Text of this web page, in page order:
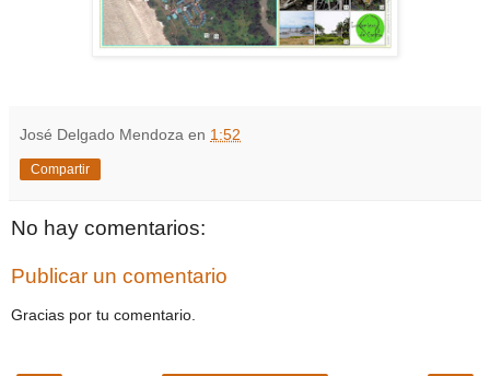
José Delgado Mendoza en 1:52
Compartir
No hay comentarios:
Publicar un comentario
Gracias por tu comentario.